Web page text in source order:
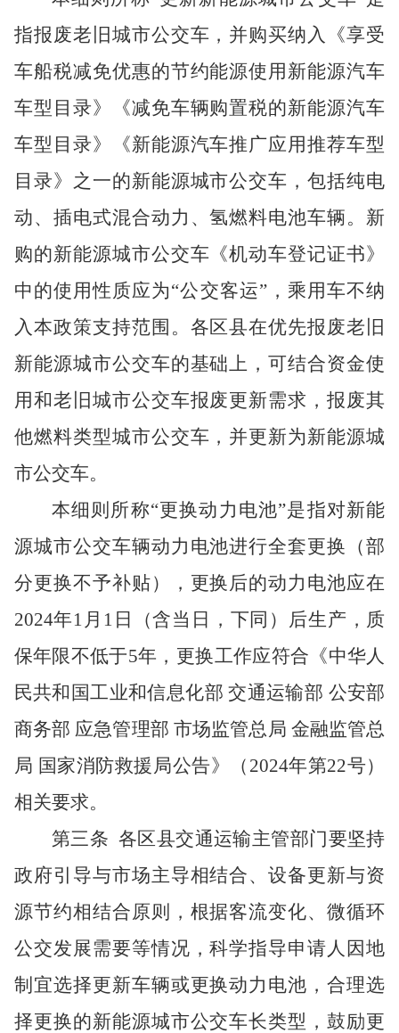
指报废老旧城市公交车，并购买纳入《享受
车船税减免优惠的节约能源使用新能源汽车
车型目录》《减免车辆购置税的新能源汽车
车型目录》《新能源汽车推广应用推荐车型
目录》之一的新能源城市公交车，包括纯电
动、插电式混合动力、氢燃料电池车辆。新
购的新能源城市公交车《机动车登记证书》
中的使用性质应为“公交客运”，乘用车不纳
入本政策支持范围。各区县在优先报废老旧
新能源城市公交车的基础上，可结合资金使
用和老旧城市公交车报废更新需求，报废其
他燃料类型城市公交车，并更新为新能源城
市公交车。
本细则所称“更换动力电池”是指对新能
源城市公交车辆动力电池进行全套更换（部
分更换不予补贴），更换后的动力电池应在
2024年1月1日（含当日，下同）后生产，质
保年限不低于5年，更换工作应符合《中华人
民共和国工业和信息化部 交通运输部 公安部
商务部 应急管理部 市场监管总局 金融监管总
局 国家消防救援局公告》（2024年第22号）
相关要求。
第三条 各区县交通运输主管部门要坚持
政府引导与市场主导相结合、设备更新与资
源节约相结合原则，根据客流变化、微循环
公交发展需要等情况，科学指导申请人因地
制宜选择更新车辆或更换动力电池，合理选
择更换的新能源城市公交车长类型，鼓励更